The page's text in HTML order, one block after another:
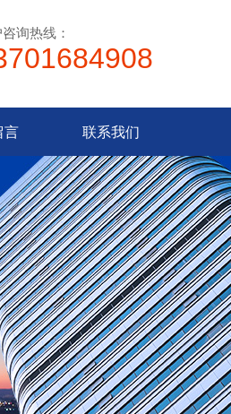
询热线：
言 联系我们